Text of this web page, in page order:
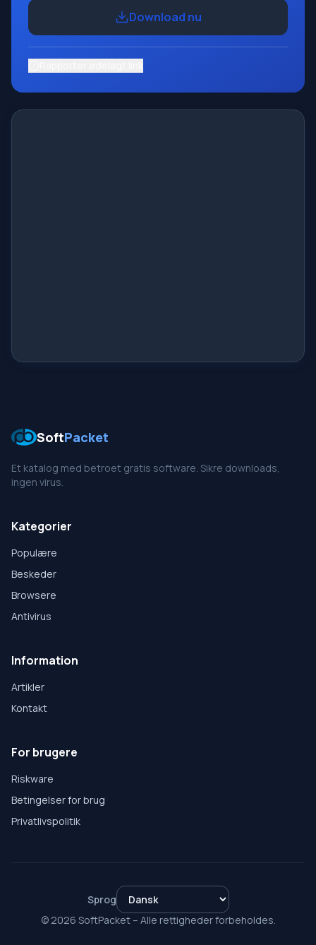
Download nu
SoftPacket
Et katalog med betroet gratis software. Sikre downloads,
ingen virus.
Kategorier
Populære
Beskeder
Browsere
Antivirus
Information
Artikler
Kontakt
For brugere
Riskware
Betingelser for brug
Privatlivspolitik
Sprog
© 2026 SoftPacket – Alle rettigheder forbeholdes.